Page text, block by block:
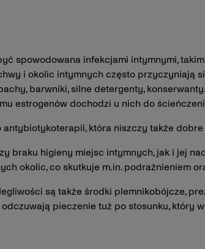
spowodowana infekcjami intymnymi,
i okolic intymnych często przyczyniają
barwniki, silne detergenty,
estrogenów dochodzi u nich do
która niszczy także
braku higieny miejsc intymnych, jak i jej
okolic, co skutkuje m.in. podrażnieniem
są także środki plemnikobójcze,
pieczenie tuż po stosunku, który